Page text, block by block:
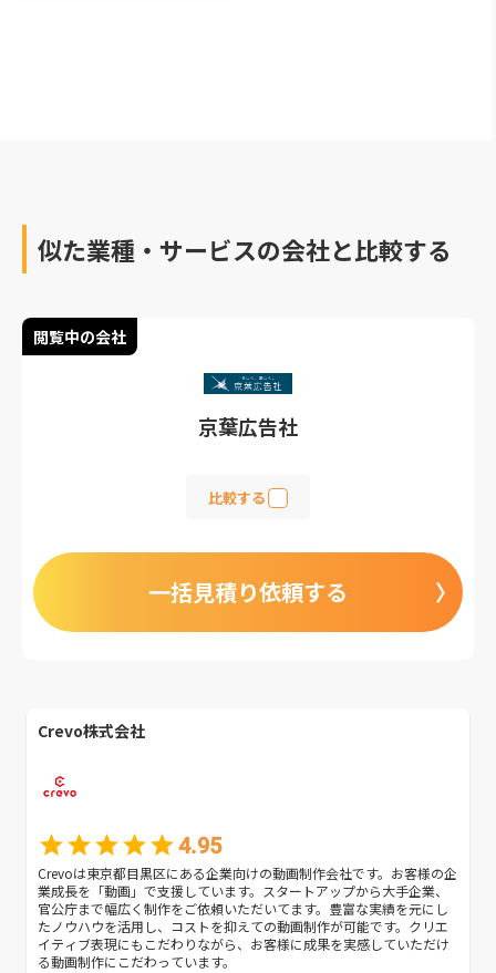
似た業種・サービスの会社と比較する
閲覧中の会社
京葉広告社
比較する
一括見積り依頼する
Crevo株式会社
4.95
Crevoは東京都目黒区にある企業向けの動画制作会社です。お客様の企
業成長を「動画」で支援しています。スタートアップから大手企業、
官公庁まで幅広く制作をご依頼いただいてます。豊富な実績を元にし
たノウハウを活用し、コストを抑えての動画制作が可能です。クリエ
イティブ表現にもこだわりながら、お客様に成果を実感していただけ
る動画制作にこだわっています。